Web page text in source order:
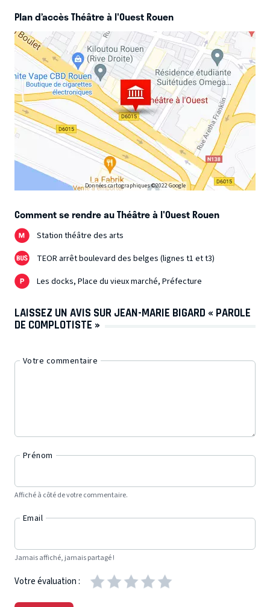
Plan d’accès Théâtre à l'Ouest Rouen
Données cartographiques ©2022 Google
Comment se rendre au Théâtre à l'Ouest Rouen
Station théâtre des arts
TEOR arrêt boulevard des belges (lignes t1 et t3)
Les docks, Place du vieux marché, Préfecture
LAISSEZ UN AVIS SUR JEAN-MARIE BIGARD « PAROLE
DE COMPLOTISTE »
Votre commentaire
Prénom
Affiché à côté de votre commentaire.
Email
Jamais affiché, jamais partagé !
Votre évaluation :